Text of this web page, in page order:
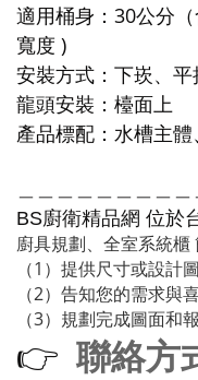
適用桶身：30公分
寬度 )
安裝方式：下崁、平
龍頭安裝：檯面上
產品標配：水槽主體
BS廚衛精品網 位於
廚具規劃、全室系統櫃
（1）提供尺寸或設計
（2）告知您的需求與
（3）規劃完成圖面和
👉 聯絡方